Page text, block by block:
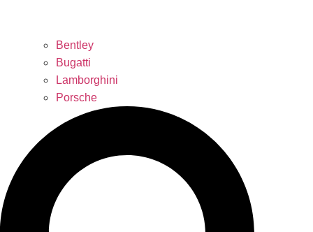
Bentley
Bugatti
Lamborghini
Porsche